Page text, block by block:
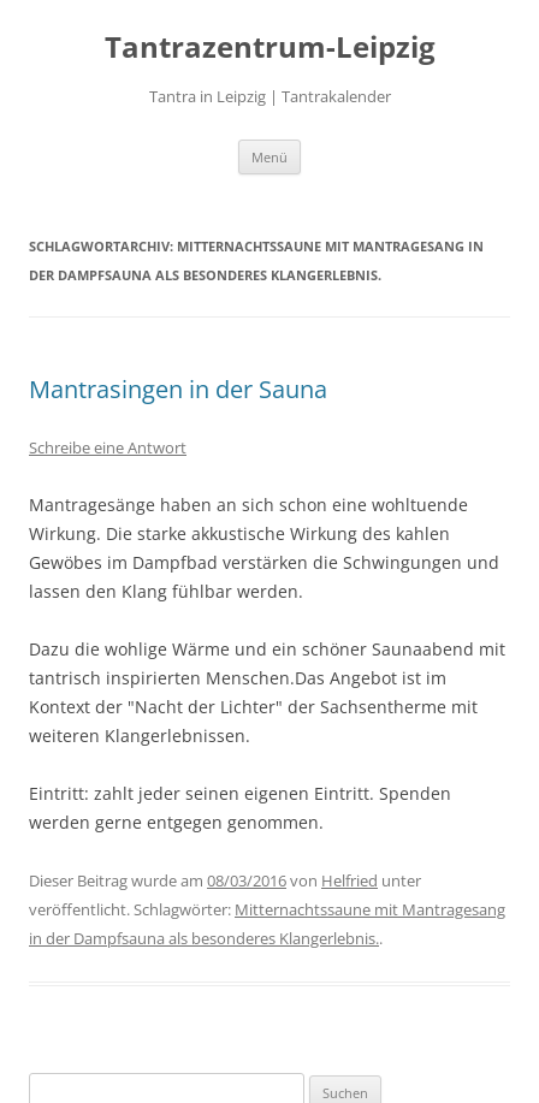
Tantrazentrum-Leipzig
Tantra in Leipzig | Tantrakalender
Menü
SCHLAGWORTARCHIV: MITTERNACHTSSAUNE MIT MANTRAGESANG IN
DER DAMPFSAUNA ALS BESONDERES KLANGERLEBNIS.
Mantrasingen in der Sauna
Schreibe eine Antwort
Mantragesänge haben an sich schon eine wohltuende
Wirkung. Die starke akkustische Wirkung des kahlen
Gewöbes im Dampfbad verstärken die Schwingungen und
lassen den Klang fühlbar werden.
Dazu die wohlige Wärme und ein schöner Saunaabend mit
tantrisch inspirierten Menschen.Das Angebot ist im
Kontext der "Nacht der Lichter" der Sachsentherme mit
weiteren Klangerlebnissen.
Eintritt: zahlt jeder seinen eigenen Eintritt. Spenden
werden gerne entgegen genommen.
Dieser Beitrag wurde am 08/03/2016von Helfried unter
veröffentlicht. Schlagwörter: Mitternachtssaune mit Mantragesang
in der Dampfsauna als besonderes Klangerlebnis..